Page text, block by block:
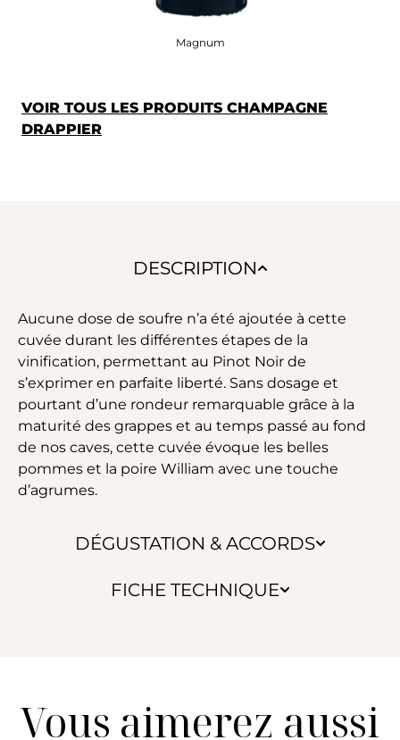
Magnum
VOIR TOUS LES PRODUITS CHAMPAGNE
DRAPPIER
DESCRIPTION
DÉGUSTATION & ACCORDS
FICHE TECHNIQUE
Aucune dose de soufre n’a été ajoutée à cette
cuvée durant les différentes étapes de la
vinification, permettant au Pinot Noir de
s’exprimer en parfaite liberté. Sans dosage et
pourtant d’une rondeur remarquable grâce à la
maturité des grappes et au temps passé au fond
de nos caves, cette cuvée évoque les belles
pommes et la poire William avec une touche
d’agrumes.
Vous aimerez aussi